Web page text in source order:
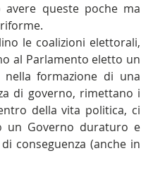
avere queste poche ma
le coalizioni elettorali,
al Parlamento eletto un
formazione di una
di governo, rimettano i
della vita politica, ci
un Governo duraturo e
conseguenza (anche in